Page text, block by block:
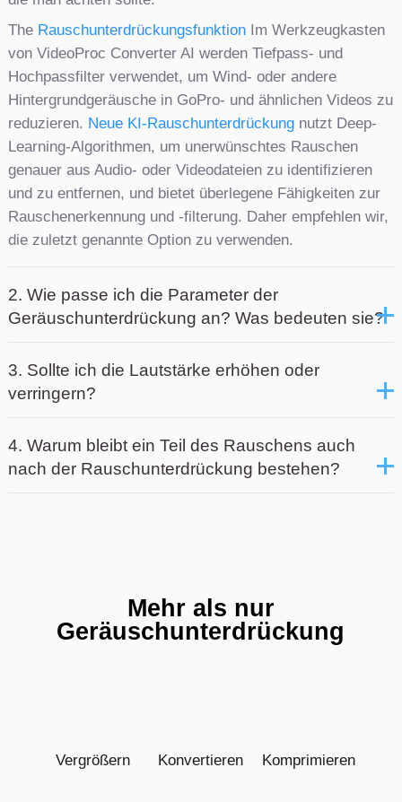
The RauschunterdrückungsfunktionIm Werkzeugkasten
von VideoProc Converter AI werden Tiefpass- und
Hochpassfilter verwendet, um Wind- oder andere
Hintergrundgeräusche in GoPro- und ähnlichen Videos zu
reduzieren. Neue KI-Rauschunterdrückungnutzt Deep-
Learning-Algorithmen, um unerwünschtes Rauschen
genauer aus Audio- oder Videodateien zu identifizieren
und zu entfernen, und bietet überlegene Fähigkeiten zur
Rauschenerkennung und -filterung. Daher empfehlen wir,
die zuletzt genannte Option zu verwenden.
2. Wie passe ich die Parameter der
Geräuschunterdrückung an? Was bedeuten sie?
3. Sollte ich die Lautstärke erhöhen oder
verringern?
4. Warum bleibt ein Teil des Rauschens auch
nach der Rauschunterdrückung bestehen?
Mehr als nur
Geräuschunterdrückung
Vergrößern Konvertieren Komprimieren